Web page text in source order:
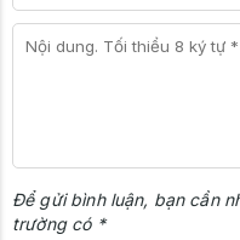
Để gửi bình luận, bạn cần
trường có *